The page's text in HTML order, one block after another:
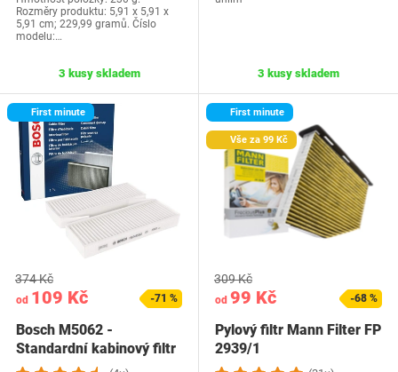
Rozměry produktu: 5,91 x 5,91 x
5,91 cm; 229,99 gramů. Číslo
modelu:…
3 kusy skladem 3 kusy skladem
First minute
od 109 Kč
374 Kč
-71 %
Bosch M5062 -
Standardní kabinový filtr
First minute
Vše za 99 Kč
od 99 Kč
309 Kč
-68 %
Pylový filtr Mann Filter FP
2939/1